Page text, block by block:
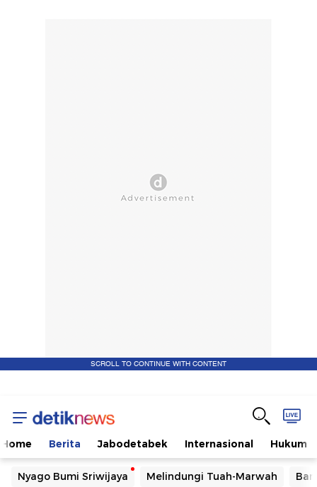
SCROLL TO CONTINUE WITH CONTENT
Home Berita Jabodetabek Internasional Hukum
Nyago Bumi Sriwijaya Melindungi Tuah-Marwah